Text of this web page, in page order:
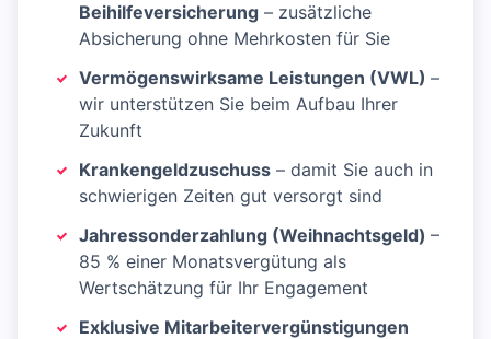
Beihilfeversicherung – zusätzliche
Absicherung ohne Mehrkosten für Sie
Vermögenswirksame Leistungen (VWL) –
wir unterstützen Sie beim Aufbau Ihrer
Zukunft
Krankengeldzuschuss – damit Sie auch in
schwierigen Zeiten gut versorgt sind
Jahressonderzahlung (Weihnachtsgeld) –
85 % einer Monatsvergütung als
Wertschätzung für Ihr Engagement
Exklusive Mitarbeitervergünstigungen